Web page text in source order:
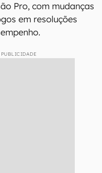
Pro, com mudanças
em resoluções